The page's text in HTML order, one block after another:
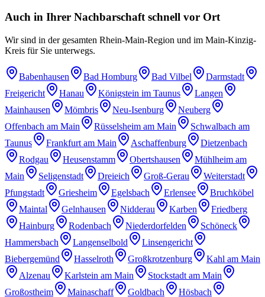
Auch in Ihrer Nachbarschaft schnell vor Ort
Wir sind in der gesamten Rhein-Main-Region und im Main-Kinzig-
Kreis für Sie unterwegs.
Babenhausen Bad Homburg Bad Vilbel
Darmstadt
Freigericht
Hanau Königstein im Taunus
Langen
Mainhausen
Mömbris Neu-Isenburg
Neuberg
Offenbach am Main
Rüsselsheim am Main
Schwalbach am
Taunus
Frankfurt am Main Aschaffenburg
Dietzenbach
Rodgau
Heusenstamm Obertshausen
Mühlheim am
Main
Seligenstadt Dreieich Groß-Gerau
Weiterstadt
Pfungstadt
Griesheim Egelsbach Erlensee
Bruchköbel
Maintal
Gelnhausen Nidderau Karben
Friedberg
Hainburg
Rodenbach Niederdorfelden
Schöneck
Hammersbach
Langenselbold
Linsengericht
Biebergemünd
Hasselroth Großkrotzenburg
Kahl am Main
Alzenau
Karlstein am Main
Stockstadt am Main
Großostheim
Mainaschaff Goldbach Hösbach